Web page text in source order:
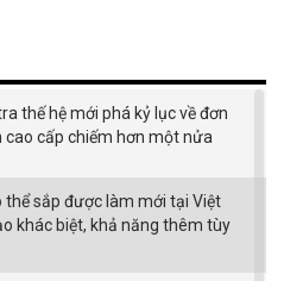
thế hệ mới phá kỷ lục về đơn
cao cấp chiếm hơn một nửa
thể sắp được làm mới tại Việt
khác biệt, khả năng thêm tùy